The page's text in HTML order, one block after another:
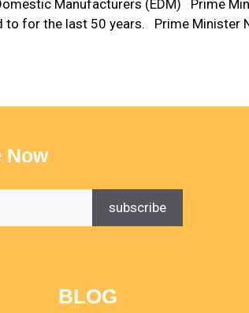
Manufacturers (EDM) Prime
for the last 50 years. Prime Minister
Now
BLOG